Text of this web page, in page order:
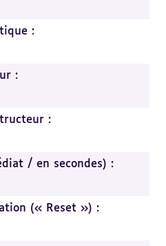
:
:
:
/ en secondes) :
(« Reset ») :